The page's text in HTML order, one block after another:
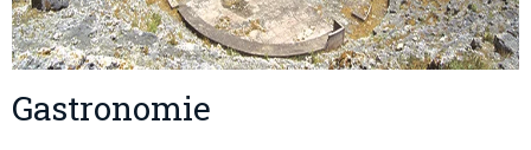
Gastronomie